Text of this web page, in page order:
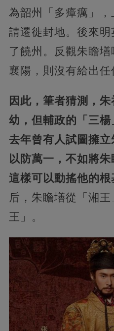
為韶州「多瘴癘」
請遷徙封地。後來明
了饒州。反觀朱瞻墡
襄陽，則沒有給出任
因此，筆者猜測，
幼，但輔政的「三楊
去年曾有人試圖擁
以防萬一，不如將朱
這樣可以動搖他的根
后，朱瞻墡從「湘
王」。